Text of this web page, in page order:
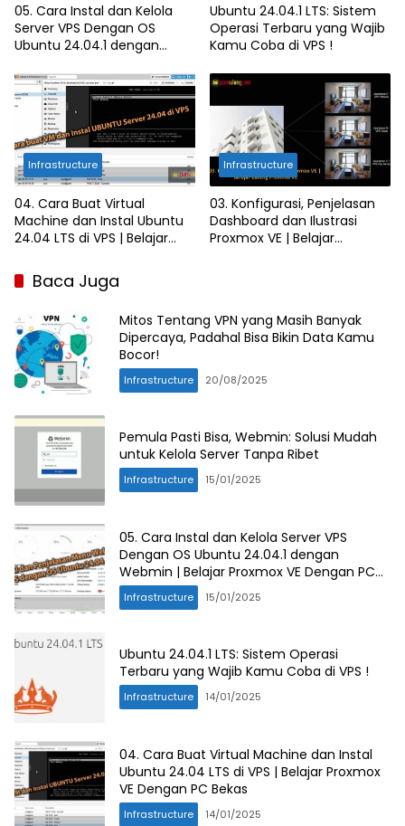
05. Cara Instal dan Kelola
Server VPS Dengan OS
Ubuntu 24.04.1 dengan
VE Dengan PC Bekas
Ubuntu 24.04.1 LTS: Sistem
Operasi Terbaru yang Wajib
Kamu Coba di VPS !
Infrastructure
04. Cara Buat Virtual
Machine dan Instal Ubuntu
24.04 LTS di VPS | Belajar
Bekas
Infrastructure
03. Konfigurasi, Penjelasan
Dashboard dan Ilustrasi
Proxmox VE | Belajar
Baca Juga
Mitos Tentang VPN yang Masih Banyak
Dipercaya, Padahal Bisa Bikin Data Kamu
Bocor!
Infrastructure 20/08/2025
Pemula Pasti Bisa, Webmin: Solusi Mudah
untuk Kelola Server Tanpa Ribet
Infrastructure 15/01/2025
05. Cara Instal dan Kelola Server VPS
Dengan OS Ubuntu 24.04.1 dengan
Webmin | Belajar Proxmox VE Dengan PC
Bekas
Infrastructure 15/01/2025
Ubuntu 24.04.1 LTS: Sistem Operasi
Terbaru yang Wajib Kamu Coba di VPS !
Infrastructure 14/01/2025
04. Cara Buat Virtual Machine dan Instal
Ubuntu 24.04 LTS di VPS | Belajar Proxmox
VE Dengan PC Bekas
Infrastructure 14/01/2025